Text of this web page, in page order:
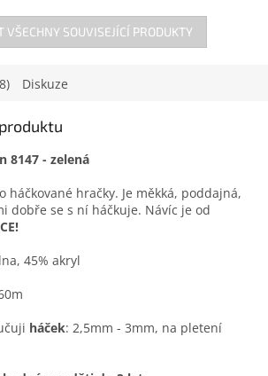
VŠECHNY SOUVISEJÍCÍ PRODUKTY
Diskuze
8147 - zelená
háčkované hračky. Je měkká, poddajná,
dobře se s ní háčkuje. Návíc je od
45% akryl
háček: 2,5mm - 3mm, na pletení